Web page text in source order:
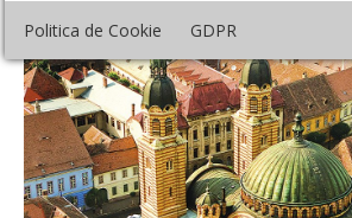
Politica de Cookie GDPR